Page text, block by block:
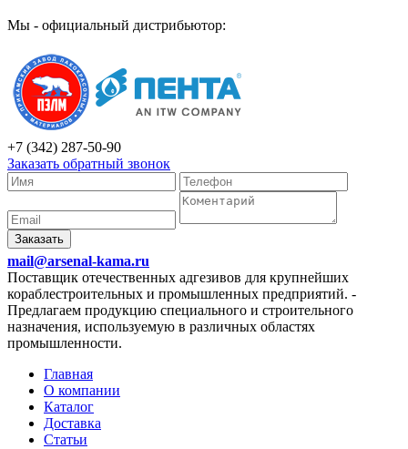
Мы - официальный дистрибьютор:
+7 (342) 287-50-90
Заказать обратный звонок
Заказать
mail@arsenal-kama.ru
Поставщик отечественных адгезивов для крупнейших
кораблестроительных и промышленных предприятий. -
Предлагаем продукцию специального и строительного
назначения, используемую в различных областях
промышленности.
Главная
О компании
Каталог
Доставка
Статьи